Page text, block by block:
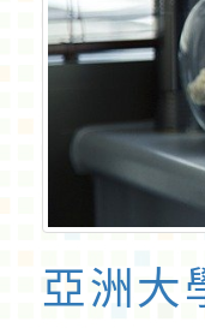
亞洲大